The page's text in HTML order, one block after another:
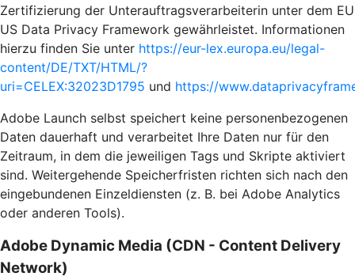
Zertifizierung der Unterauftragsverarbeiterin unter dem EU
US Data Privacy Framework gewährleistet. Informationen
hierzu finden Sie unter https://eur-lex.europa.eu/legal-
content/DE/TXT/HTML/?
uri=CELEX:32023D1795 und https://
Adobe Launch selbst speichert keine personenbezogenen
Daten dauerhaft und verarbeitet Ihre Daten nur für den
Zeitraum, in dem die jeweiligen Tags und Skripte aktiviert
sind. Weitergehende Speicherfristen richten sich nach den
eingebundenen Einzeldiensten (z. B. bei Adobe Analytics
oder anderen Tools).
Adobe Dynamic Media (CDN - Content Delivery
Network)